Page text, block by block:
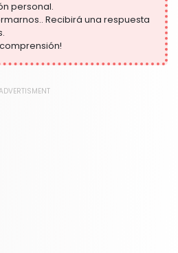
personal.
Recibirá una respuesta